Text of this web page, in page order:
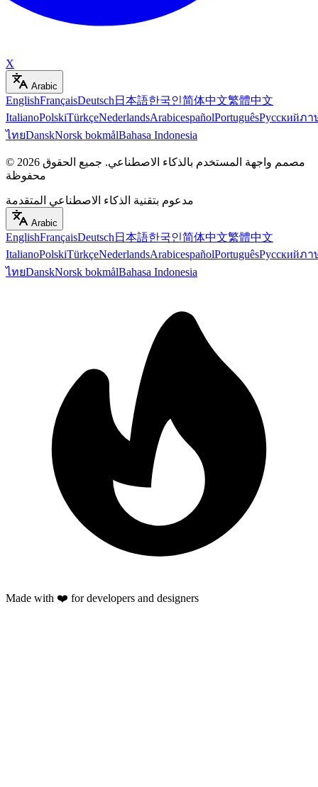
X
Arabic
EnglishFrançaisDeutsch 日本語한국인简体中文繁體中文
ItalianoPolskiTürkçeNederlandsArabicespañolPortuguêsРусскийภา
ไทยDanskNorsk bokmålBahasa Indonesia
© 2026 مصمم واجهة المستخدم بالذكاء الاصطناعي. جميع الحقوق
محفوظة
مدعوم بتقنية الذكاء الاصطناعي المتقدمة
Arabic
EnglishFrançaisDeutsch 日本語한국인简体中文繁體中文
ItalianoPolskiTürkçeNederlandsArabicespañolPortuguêsРусскийภา
ไทยDanskNorsk bokmålBahasa Indonesia
Made with ❤️ for developers and designers